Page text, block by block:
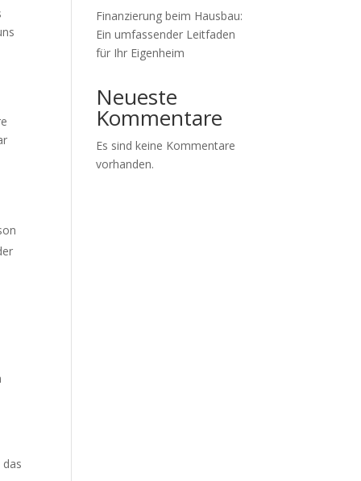
Finanzierung beim Hausbau:
Ein umfassender Leitfaden
für Ihr Eigenheim
Neueste
Kommentare
Es sind keine Kommentare
vorhanden.